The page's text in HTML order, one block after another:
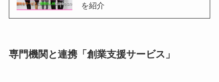
を紹介
専門機関と連携「創業支援サービス」